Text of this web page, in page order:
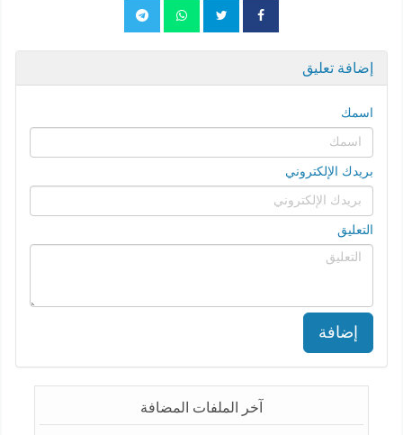
إضافة تعليق
اسمك
بريدك الإلكتروني
التعليق
إضافة
آخر الملفات المضافة